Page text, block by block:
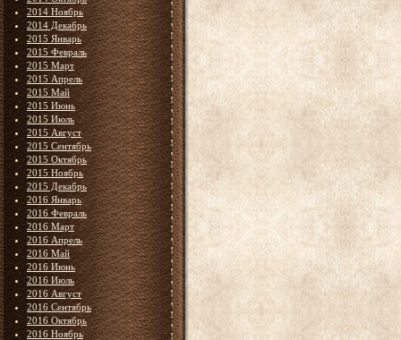
2014 Ноябрь
2014 Декабрь
2015 Январь
2015 Февраль
2015 Март
2015 Апрель
2015 Май
2015 Июнь
2015 Июль
2015 Август
2015 Сентябрь
2015 Октябрь
2015 Ноябрь
2015 Декабрь
2016 Январь
2016 Февраль
2016 Март
2016 Апрель
2016 Май
2016 Июнь
2016 Июль
2016 Август
2016 Сентябрь
2016 Октябрь
2016 Ноябрь